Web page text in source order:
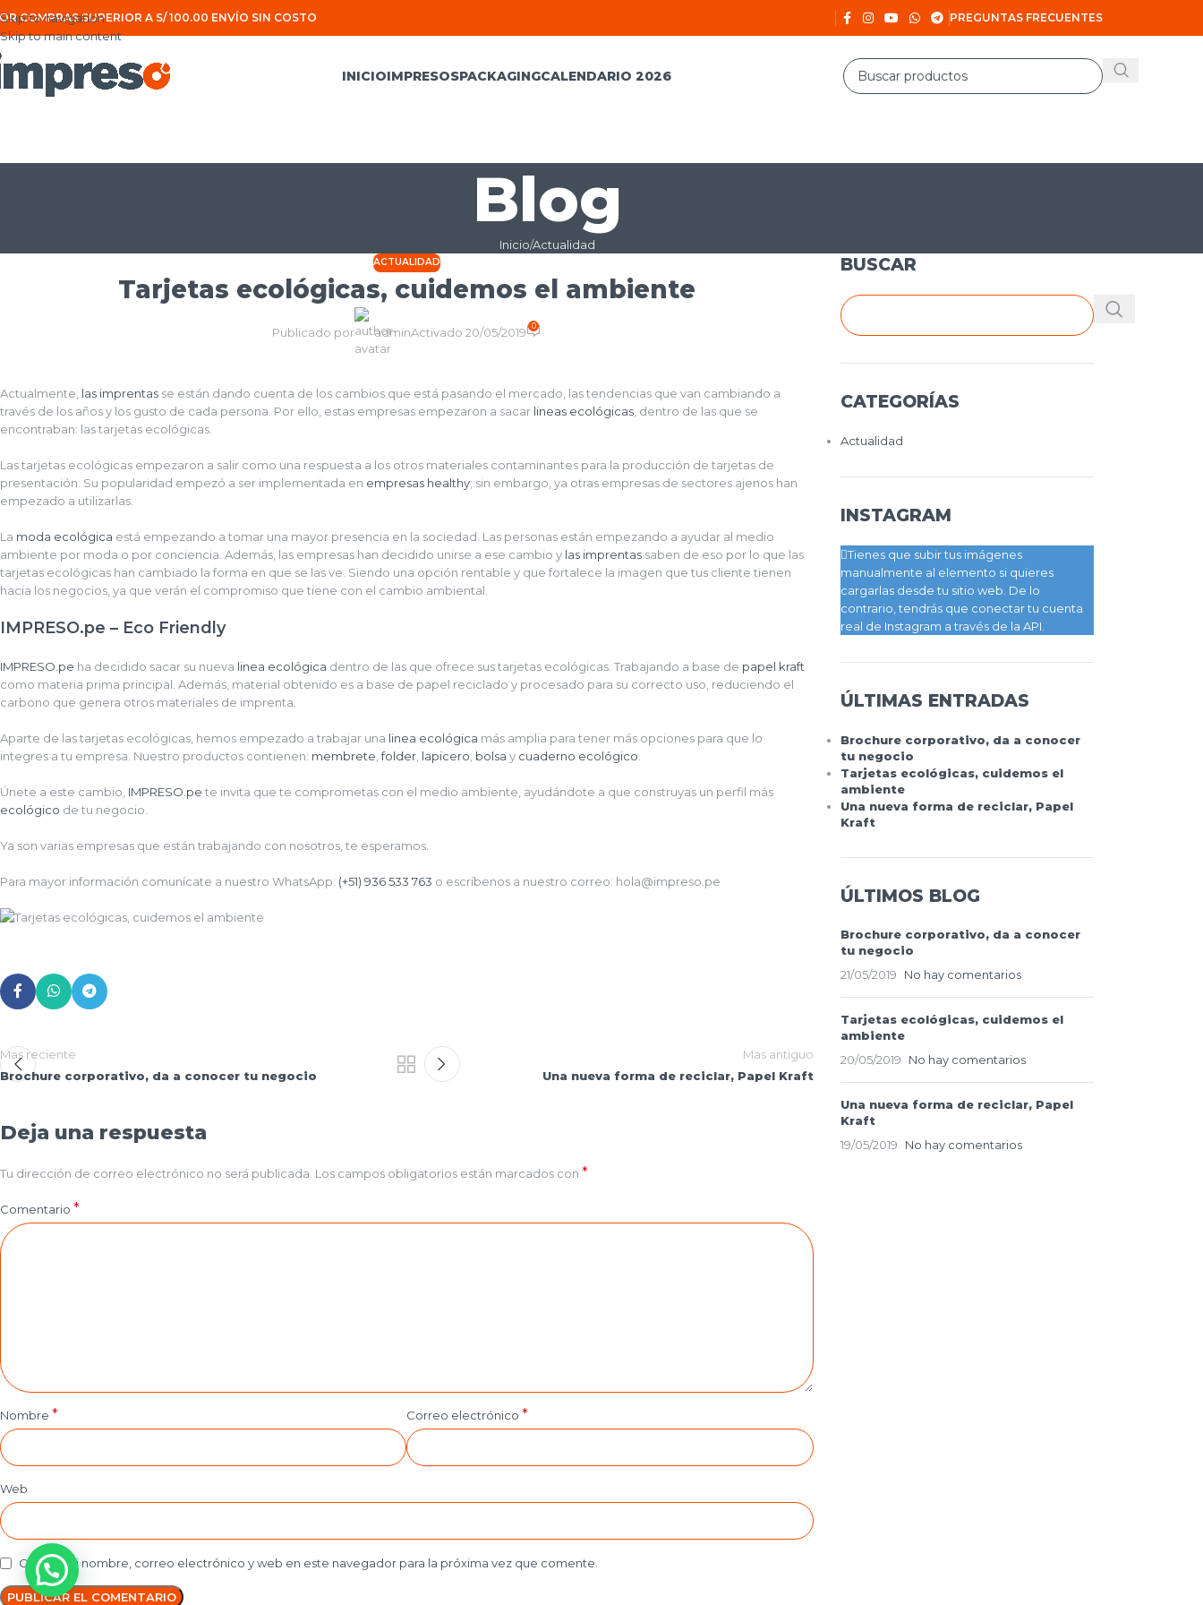
Skip to navigation
Skip to main content
COMPRAS SUPERIOR A S/ 100.00 ENVÍO SIN COSTO PREGUNTAS FRECUENTES
INICIOIMPRESOSPACKAGINGCALENDARIO 2026
Blog
Inicio Actualidad
ACTUALIDAD
Tarjetas ecológicas, cuidemos el ambiente
Publicado por adminActivado 20/05/2019 0
Actualmente, las imprentas se están dando cuenta de los cambios que está pasando el mercado, las tendencias que van cambiando a
través de los años y los gusto de cada persona. Por ello, estas empresas empezaron a sacar lineas ecológicas , dentro de las que se
encontraban: las tarjetas ecológicas.
Las tarjetas ecológicas empezaron a salir como una respuesta a los otros materiales contaminantes para la producción de tarjetas de
presentación. Su popularidad empezó a ser implementada en empresas healthy; sin embargo, ya otras empresas de sectores ajenos han
empezado a utilizarlas.
La moda ecológica está empezando a tomar una mayor presencia en la sociedad. Las personas están empezando a ayudar al medio
ambiente por moda o por conciencia. Además, las empresas han decidido unirse a ese cambio y las imprentas saben de eso por lo que las
tarjetas ecológicas han cambiado la forma en que se las ve. Siendo una opción rentable y que fortalece la imagen que tus cliente tienen
hacia los negocios, ya que verán el compromiso que tiene con el cambio ambiental.
IMPRESO.pe – Eco Friendly
IMPRESO.pe ha decidido sacar su nueva linea ecológica dentro de las que ofrece sus tarjetas ecológicas. Trabajando a base de papel kraft
como materia prima principal. Además, material obtenido es a base de papel reciclado y procesado para su correcto uso, reduciendo el
carbono que genera otros materiales de imprenta.
Aparte de las tarjetas ecológicas, hemos empezado a trabajar una linea ecológica más amplia para tener más opciones para que lo
integres a tu empresa. Nuestro productos contienen: membrete ,folder lapicero bolsa y cuaderno ecológico
Únete a este cambio, IMPRESO.pe te invita que te comprometas con el medio ambiente, ayudándote a que construyas un perfil más
ecológico de tu negocio.
Ya son varias empresas que están trabajando con nosotros, te esperamos.
Para mayor información comunícate a nuestro WhatsApp: (+51) 936 533 763 o escríbenos a nuestro correo: hola@impreso.pe
Mas reciente
Brochure corporativo, da a conocer tu negocio
Mas antiguo
Una nueva forma de reciclar, Papel Kraft
Deja una respuesta
Tu dirección de correo electrónico no será publicada. Los campos obligatorios están marcados con *
Comentario *
Nombre * Correo electrónico*
Web
Guarda mi nombre, correo electrónico y web en este navegador para la próxima vez que comente.
BUSCAR
CATEGORÍAS
Actualidad
INSTAGRAM
Tienes que subir tus imágenes
manualmente al elemento si quieres
cargarlas desde tu sitio web. De lo
contrario, tendrás que conectar tu cuenta
real de Instagram a través de la API.
ÚLTIMAS ENTRADAS
Brochure corporativo, da a conocer
tu negocio
Tarjetas ecológicas, cuidemos el
ambiente
Una nueva forma de reciclar, Papel
Kraft
ÚLTIMOS BLOG
Brochure corporativo, da a conocer
tu negocio
21/05/2019
No hay comentarios
Tarjetas ecológicas, cuidemos el
ambiente
20/05/2019
No hay comentarios
Una nueva forma de reciclar, Papel
Kraft
19/05/2019
No hay comentarios